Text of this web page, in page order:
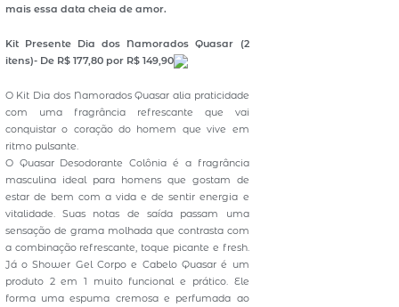
mais essa data cheia de amor.
Kit Presente Dia dos Namorados Quasar (2
itens)- De R$ 177,80 por R$ 149,90
O Kit Dia dos Namorados Quasar alia praticidade
com uma fragrância refrescante que vai
conquistar o coração do homem que vive em
ritmo pulsante.
O Quasar Desodorante Colônia é a fragrância
masculina ideal para homens que gostam de
estar de bem com a vida e de sentir energia e
vitalidade. Suas notas de saída passam uma
sensação de grama molhada que contrasta com
a combinação refrescante, toque picante e fresh.
Já o Shower Gel Corpo e Cabelo Quasar é um
produto 2 em 1 muito funcional e prático. Ele
forma uma espuma cremosa e perfumada ao